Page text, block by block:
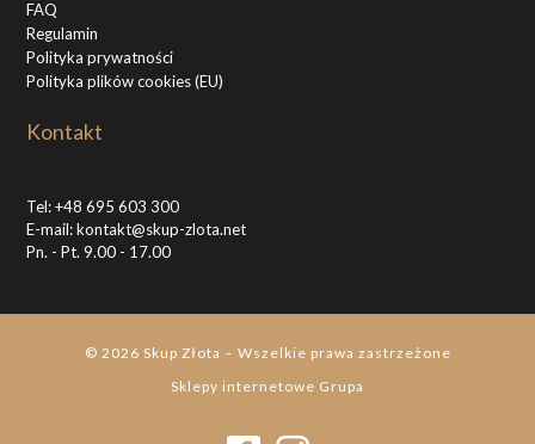
FAQ
Regulamin
Polityka prywatności
Polityka plików cookies (EU)
Kontakt
Tel:+48 695 603 300
E-mail:kontakt@skup-zlota.net
Pn. - Pt. 9.00 - 17.00
© 2026 Skup Złota – Wszelkie prawa zastrzeżone
Sklepy internetowe Grupa